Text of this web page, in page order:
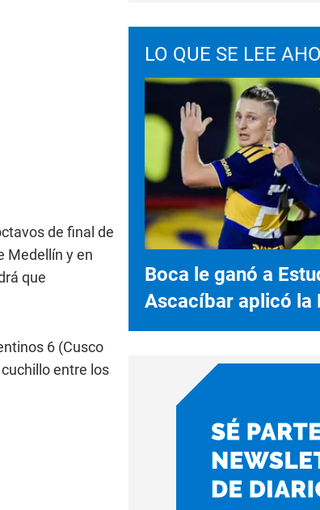
de final de
Medellín y en
que
6 (Cusco
entre los
LO QUE SE LEE
Boca le ganó a
Ascacíbar aplicó la